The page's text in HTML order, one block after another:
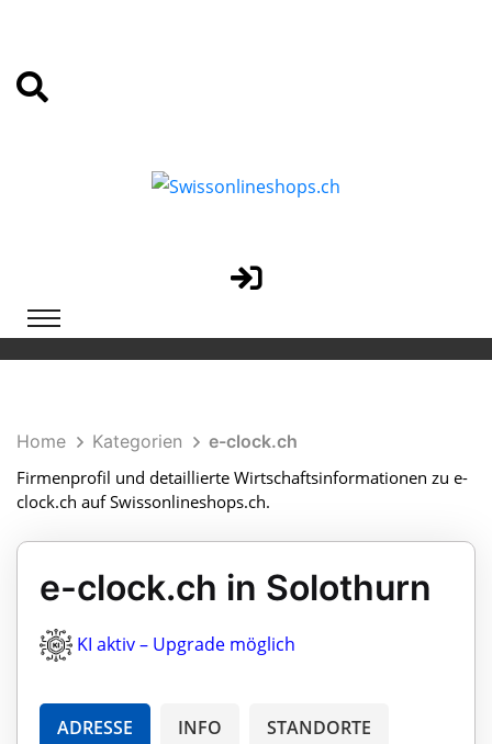
Home Kategorien
e-clock.ch
Firmenprofil und detaillierte Wirtschaftsinformationen zu e-
clock.ch auf Swissonlineshops.ch.
e-clock.ch in Solothurn
KI aktiv – Upgrade möglich
ADRESSE INFO STANDORTE